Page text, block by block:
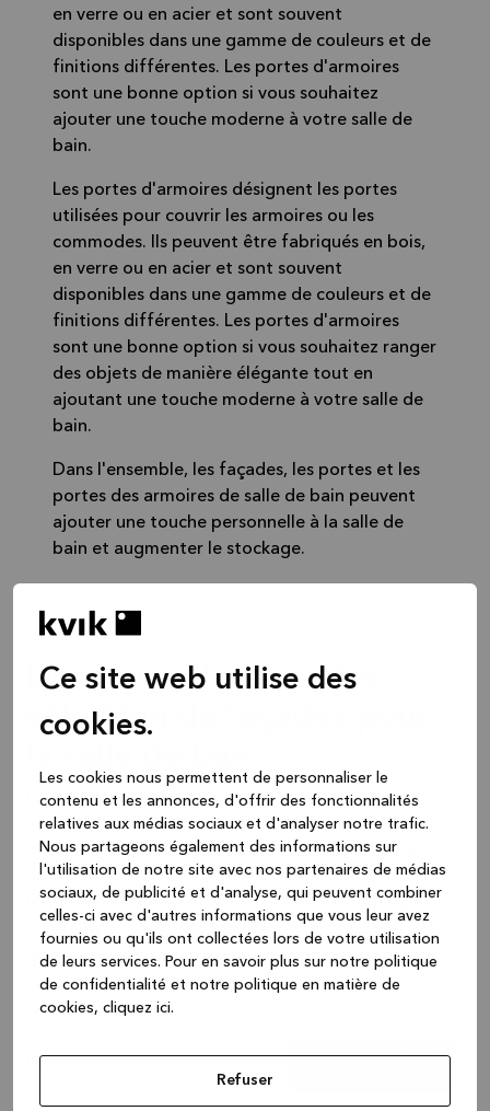
Ce site web utilise des
cookies.
Les cookies nous permettent de personnaliser le
contenu et les annonces, d'offrir des fonctionnalités
relatives aux médias sociaux et d'analyser notre trafic.
Nous partageons également des informations sur
l'utilisation de notre site avec nos partenaires de médias
sociaux, de publicité et d'analyse, qui peuvent combiner
celles-ci avec d'autres informations que vous leur avez
fournies ou qu'ils ont collectées lors de votre utilisation
de leurs services. Pour en savoir plus sur notre politique
de confidentialité et notre politique en matière de
cookies, cliquez ici.
Refuser
en verre ou en acier et sont souvent
disponibles dans une gamme de couleurs et de
finitions différentes. Les portes d'armoires
sont une bonne option si vous souhaitez
ajouter une touche moderne à votre salle de
bain.
Les portes d'armoires désignent les portes
utilisées pour couvrir les armoires ou les
commodes. Ils peuvent être fabriqués en bois,
en verre ou en acier et sont souvent
disponibles dans une gamme de couleurs et de
finitions différentes. Les portes d'armoires
sont une bonne option si vous souhaitez ranger
des objets de manière élégante tout en
ajoutant une touche moderne à votre salle de
bain.
Dans l'ensemble, les façades, les portes et les
portes des armoires de salle de bain peuvent
ajouter une touche personnelle à la salle de
bain et augmenter le stockage.
Découvrez toute notre
sélection de façades pour
De l’extérieur, sa façade peut sembler banale. Mais en
y regardant de plus près, vous remarquerez
directement la différence entre une façade Kvik et
une autre façade. Après tout, tout le monde sait que
les façades doivent pouvoir résister à beaucoup
d’épreuves. C’est pourquoi toutes nos façades,
qu’elles soient simples, sans poignée ou intégrées,
sont fabriquées dans des matériaux résistants et de
très bonne qualité.
Croyez-nous, sur le long terme, vous en serez ravi.
OAKWOOD Oak